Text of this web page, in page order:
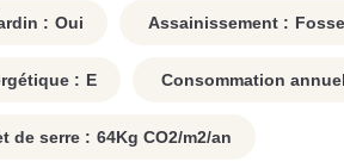
: Oui Assainissement :
: E Consommation
de serre : 64Kg CO2/m2/an